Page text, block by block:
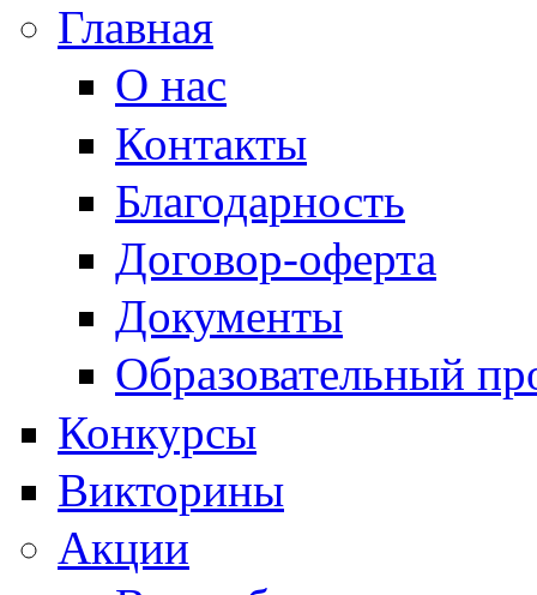
Главная
О нас
Контакты
Благодарность
Договор-оферта
Документы
Образовательный
Конкурсы
Викторины
Акции